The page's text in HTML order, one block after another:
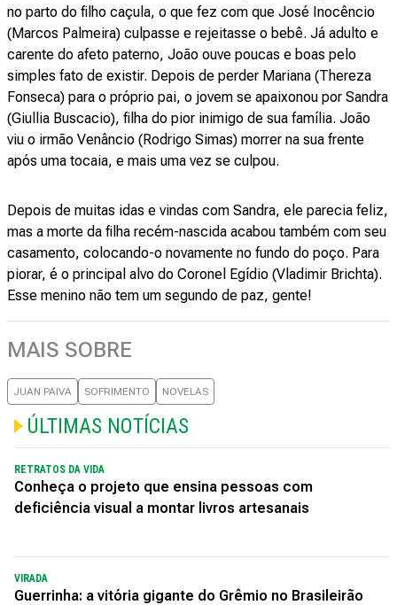
no parto do filho caçula, o que fez com que José Inocêncio
(Marcos Palmeira) culpasse e rejeitasse o bebê. Já adulto e
carente do afeto paterno, João ouve poucas e boas pelo
simples fato de existir. Depois de perder Mariana (Thereza
Fonseca) para o próprio pai, o jovem se apaixonou por Sandra
(Giullia Buscacio), filha do pior inimigo de sua família. João
viu o irmão Venâncio (Rodrigo Simas) morrer na sua frente
após uma tocaia, e mais uma vez se culpou.
Depois de muitas idas e vindas com Sandra, ele parecia feliz,
mas a morte da filha recém-nascida acabou também com seu
casamento, colocando-o novamente no fundo do poço. Para
piorar, é o principal alvo do Coronel Egídio (Vladimir Brichta).
Esse menino não tem um segundo de paz, gente!
MAIS SOBRE
JUAN PAIVA SOFRIMENTO NOVELAS
ÚLTIMAS NOTÍCIAS
RETRATOS DA VIDA
Conheça o projeto que ensina pessoas com
deficiência visual a montar livros artesanais
VIRADA
Guerrinha: a vitória gigante do Grêmio no Brasileirão